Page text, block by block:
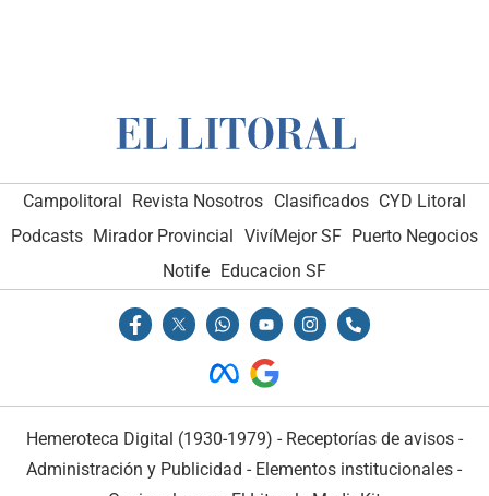
Campolitoral Revista Nosotros Clasificados CYD Litoral
Podcasts Mirador Provincial VivíMejor SF Puerto Negocios
Notife
Educacion SF
Hemeroteca Digital (1930-1979) - Receptorías de avisos -
Administración y Publicidad - Elementos institucionales -